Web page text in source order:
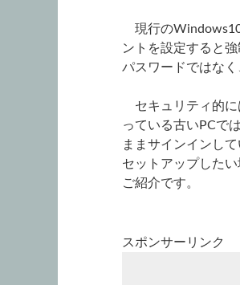
現行のWindows10
ントを設定すると
パスワードではなく
セキュリティ的に
っている古いPCで
ままサインインし
セットアップした
ご紹介です。
スポンサーリンク